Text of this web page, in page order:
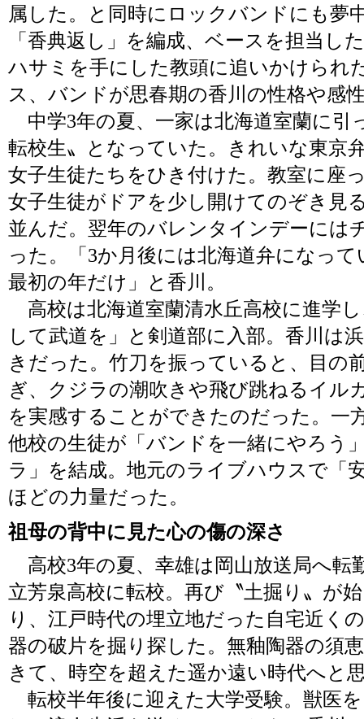
属した。と同時にロックバンドにも夢
「香典返し」を編成、ベースを担当し
ハサミを手にした教頭に追いかけられ
ス、バンドが思春期の香川の性格や感
中学3年の夏、一家は北海道室蘭に引
転校生〟となっていた。きれいな東京
女子生徒たちをひき付けた。教室に座
女子生徒がドアを少し開けてのぞき見
並んだ。翌年のバレンタインデーには
った。「3か月後には北海道弁になっ
最初の年だけ」と香川。
高校は北海道室蘭清水丘高校に進学
して武道を」と剣道部に入部。香川は
きだった。竹刀を振っていると、目の
ぎ、クジラの潮吹きや飛び跳ねるイル
を実感することができたのだった。一
他校の生徒が「バンドを一緒にやろう
ラ」を結成。地元のライブハウスで「
ほどの力量だった。
祖母の背中に見た心の傷の深さ
高校3年の夏、幸雄は岡山放送局へ転
立芳泉高校に転校。再び〝土掘り〟が
り、江戸時代の埋立地だった自宅近く
器の破片を掘り探した。無釉陶器の須
きて、時空を超えた遥か遠い時代へと
転校半年後に迎えた大学受験。獣医